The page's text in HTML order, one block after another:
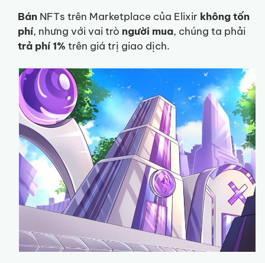
Bán NFTs trên Marketplace của Elixir không tốn
phí, nhưng với vai trò người mua, chúng ta phải
trả phí 1% trên giá trị giao dịch.